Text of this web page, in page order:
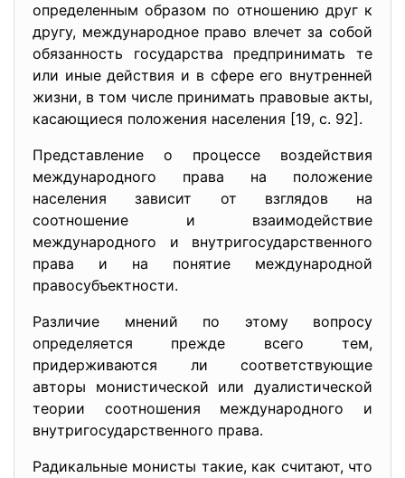
определенным образом по отношению друг к
другу, международное право влечет за собой
обязанность государства предпринимать те
или иные действия и в сфере его внутренней
жизни, в том числе принимать правовые акты,
касающиеся положения населения [19, с. 92].
Представление о процессе воздействия
международного права на положение
населения зависит от взглядов на
соотношение и взаимодействие
международного и внутригосударственного
права и на понятие международной
правосубъектности.
Различие мнений по этому вопросу
определяется прежде всего тем,
придерживаются ли соответствующие
авторы монистической или дуалистической
теории соотношения международного и
внутригосударственного права.
Радикальные монисты такие, как считают, что